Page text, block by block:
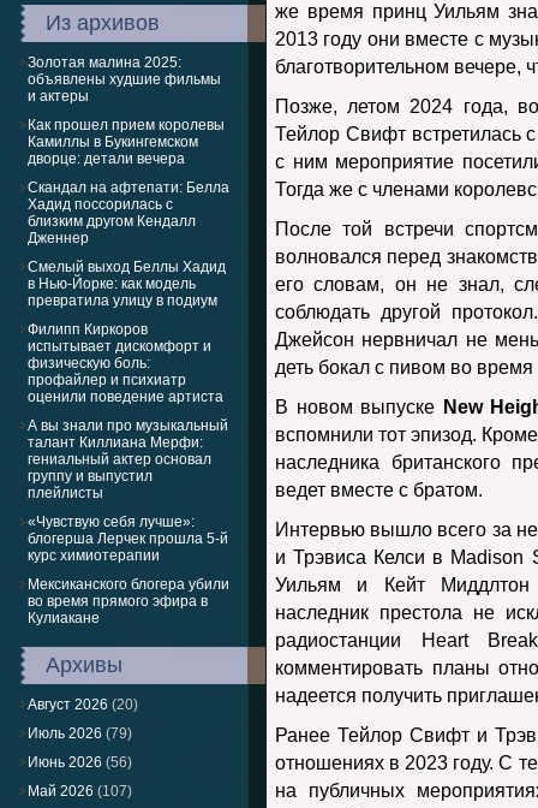
Из архивов
Золотая малина 2025:
объявлены худшие фильмы
и актеры
Как прошел прием королевы
Камиллы в Букингемском
дворце: детали вечера
Скандал на афтепати: Белла
Хадид поссорилась с
близким другом Кендалл
Дженнер
Смелый выход Беллы Хадид
в Нью-Йорке: как модель
превратила улицу в подиум
Филипп Киркоров
испытывает дискомфорт и
физическую боль:
профайлер и психиатр
оценили поведение артиста
А вы знали про музыкальный
талант Киллиана Мерфи:
гениальный актер основал
группу и выпустил
плейлисты
«Чувствую себя лучше»:
блогерша Лерчек прошла 5-й
курс химиотерапии
Мексиканского блогера убили
во время прямого эфира в
Кулиакане
Архивы
Август 2026 (20)
Июль 2026 (79)
Июнь 2026 (56)
Май 2026 (107)
же время принц Уильям
2013 году они вместе с
благотворительном
Позже, летом 2024 года,
Тейлор Свифт встретилась
с ним мероприятие
Тогда же с членами
После той встречи
волновался перед
его словам, он не знал,
соблюдать другой
Джейсон нервничал не
деть бокал с пивом во время
В новом выпуске New
вспомнили тот эпизод.
наследника британского
ведет вместе с братом.
Интервью вышло всего за
и Трэвиса Келси в
Уильям и Кейт
наследник престола не
радиостанции Heart
комментировать планы
надеется получить
Ранее Тейлор Свифт и
отношениях в 2023 году. С
на публичных